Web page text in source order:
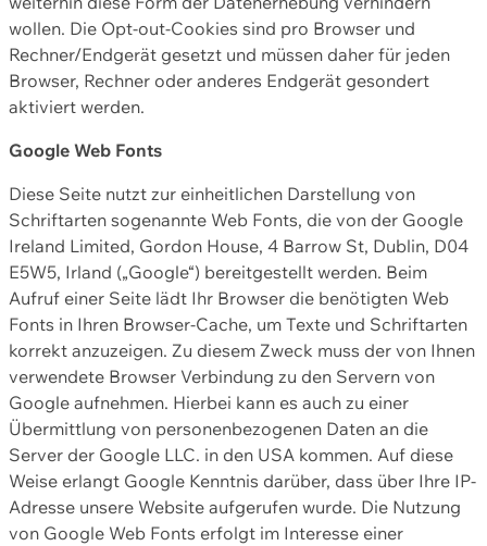
wollen. Die Opt-out-Cookies sind pro Browser und
Rechner/Endgerät gesetzt und müssen daher für jeden
Browser, Rechner oder anderes Endgerät gesondert
aktiviert werden.
Google Web Fonts
Diese Seite nutzt zur einheitlichen Darstellung von
Schriftarten sogenannte Web Fonts, die von der Google
Ireland Limited, Gordon House, 4 Barrow St, Dublin, D04
E5W5, Irland („Google“) bereitgestellt werden. Beim
Aufruf einer Seite lädt Ihr Browser die benötigten Web
Fonts in Ihren Browser-Cache, um Texte und Schriftarten
korrekt anzuzeigen. Zu diesem Zweck muss der von Ihnen
verwendete Browser Verbindung zu den Servern von
Google aufnehmen. Hierbei kann es auch zu einer
Übermittlung von personenbezogenen Daten an die
Server der Google LLC. in den USA kommen. Auf diese
Weise erlangt Google Kenntnis darüber, dass über Ihre IP-
Adresse unsere Website aufgerufen wurde. Die Nutzung
von Google Web Fonts erfolgt im Interesse einer